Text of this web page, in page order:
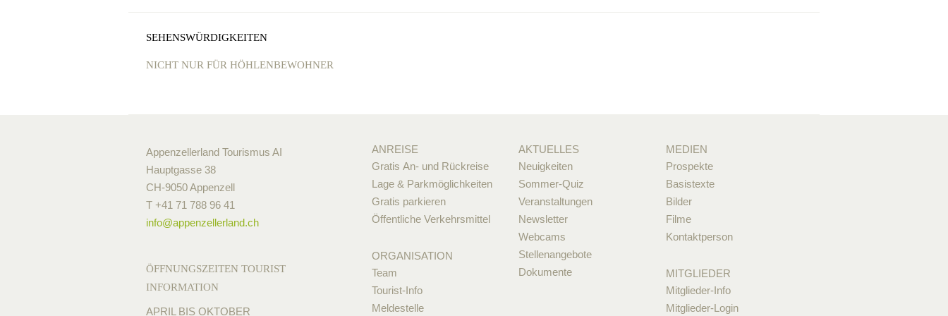
SEHENSWÜRDIGKEITEN
NICHT NUR FÜR HÖHLENBEWOHNER
Appenzellerland Tourismus AI
Hauptgasse 38
CH-9050 Appenzell
T +41 71 788 96 41
info@appenzellerland.ch
ÖFFNUNGSZEITEN TOURIST
INFORMATION
APRIL BIS OKTOBER
ANREISE
Gratis An- und Rückreise
Lage & Parkmöglichkeiten
Gratis parkieren
Öffentliche Verkehrsmittel
ORGANISATION
Team
Tourist-Info
Meldestelle
AKTUELLES
Neuigkeiten
Sommer-Quiz
Veranstaltungen
Newsletter
Webcams
Stellenangebote
Dokumente
MEDIEN
Prospekte
Basistexte
Bilder
Filme
Kontaktperson
MITGLIEDER
Mitglieder-Info
Mitglieder-Login